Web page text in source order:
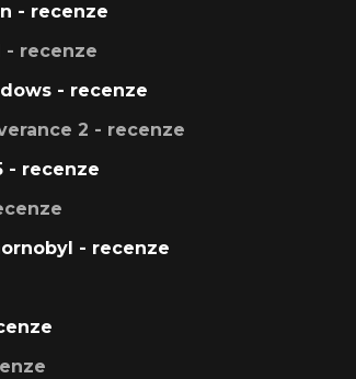
- recenze
- recenze
- recenze
2 - recenze
- recenze
- recenze